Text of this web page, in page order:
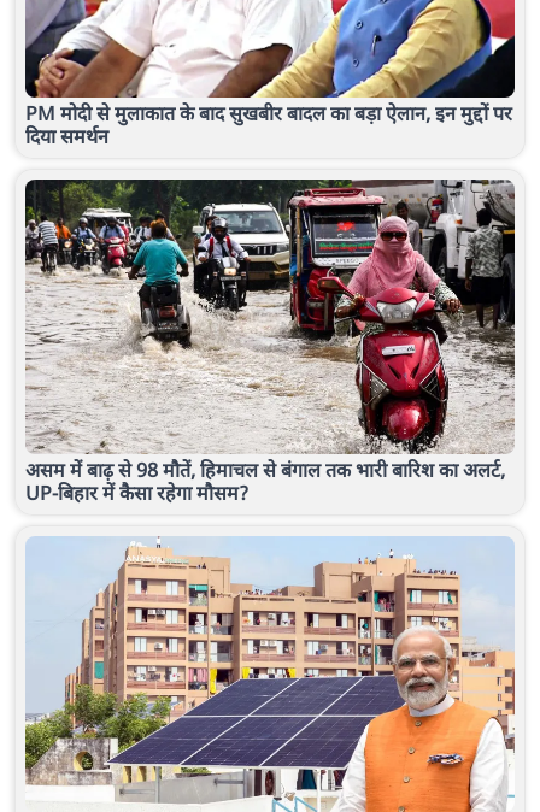
PM मोदी से मुलाकात के बाद सुखबीर बादल का बड़ा ऐलान, इन मुद्दों पर
दिया समर्थन
असम में बाढ़ से 98 मौतें, हिमाचल से बंगाल तक भारी बारिश का अलर्ट,
UP-बिहार में कैसा रहेगा मौसम?